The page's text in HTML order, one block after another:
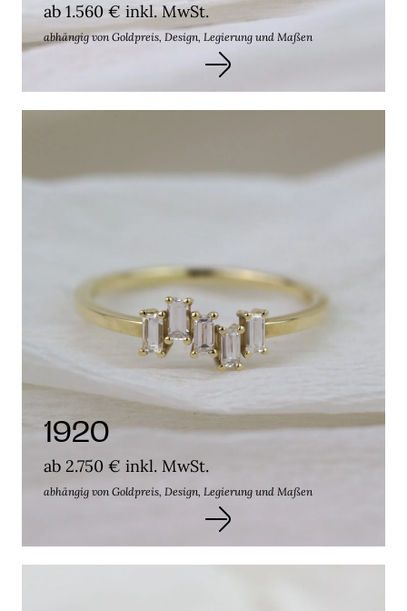
ab 1.560 € inkl. MwSt.
abhängig von Goldpreis, Design, Legierung und Maßen
1920
ab 2.750 € inkl. MwSt.
abhängig von Goldpreis, Design, Legierung und Maßen